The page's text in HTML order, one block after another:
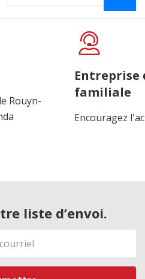
Rouyn-
Entreprise
familiale
Encouragez
liste d’envoi.